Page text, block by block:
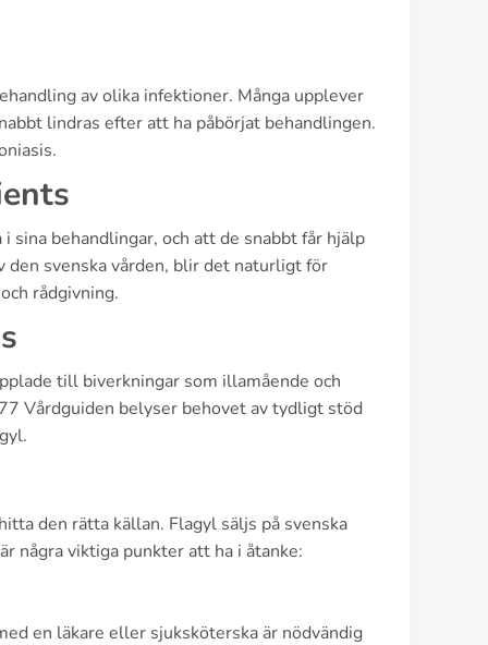
av olika infektioner. Många upplever
lindras efter att ha påbörjat behandlingen.
sina behandlingar, och att de snabbt får hjälp
svenska vården, blir det naturligt för
rådgivning.
till biverkningar som illamående och
Vårdguiden belyser behovet av tydligt stöd
den rätta källan. Flagyl säljs på svenska
några viktiga punkter att ha i åtanke:
en läkare eller sjuksköterska är nödvändig